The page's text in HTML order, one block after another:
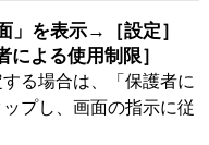
」を表示→［設定］
よる使用制限］
る場合は、「保護者に
プし、画面の指示に従